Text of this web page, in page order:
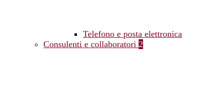
Telefono e posta elettronica
Consulenti e collaboratori 2